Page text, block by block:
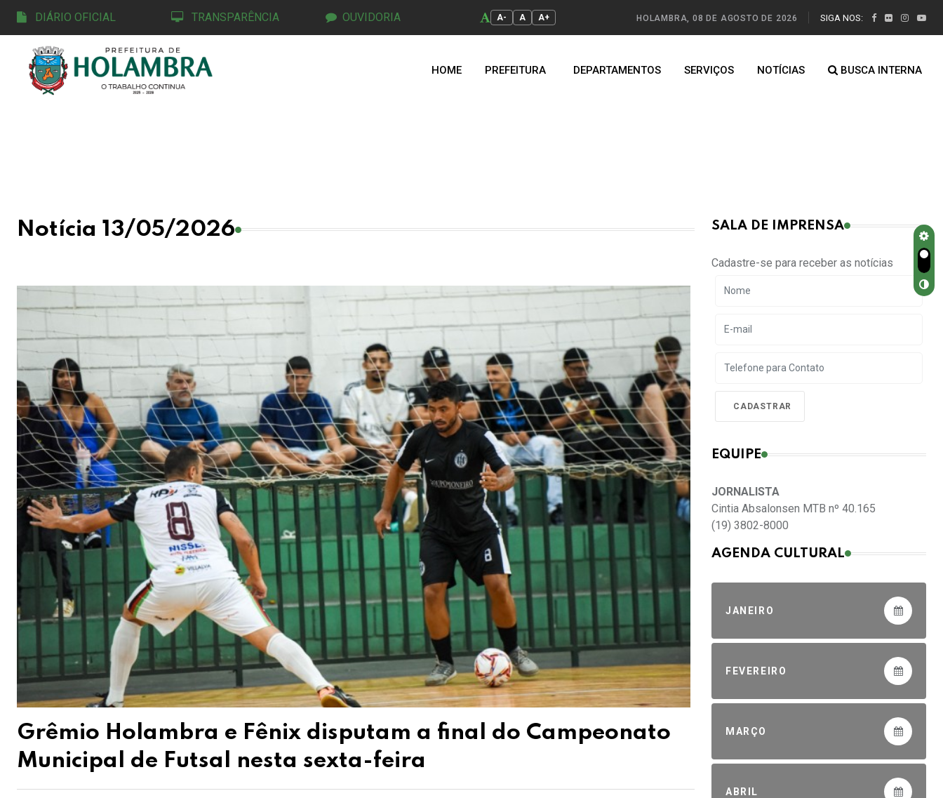
DIÁRIO OFICIAL TRANSPARÊNCIA OUVIDORIA A- A A+ HOLAMBRA, 08 DE AGOSTO DE 2026 SIGA NOS:
HOME PREFEITURA DEPARTAMENTOS SERVIÇOS NOTÍCIAS BUSCA INTERNA
Notícia 13/05/2026
Grêmio Holambra e Fênix disputam a final do Campeonato
Municipal de Futsal nesta sexta-feira
SALA DE IMPRENSA
Cadastre-se para receber as notícias
EQUIPE
JORNALISTA
Cintia Absalonsen MTB nº 40.165
(19) 3802-8000
AGENDA CULTURAL
JANEIRO
FEVEREIRO
MARÇO
ABRIL